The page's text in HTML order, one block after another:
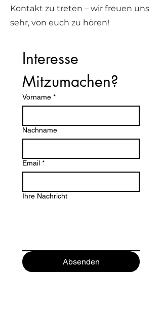
Kontakt zu treten – wir freuen uns
sehr, von euch zu hören!
Interesse
Mitzumachen?
Vorname *
Nachname
Email *
Ihre Nachricht
Absenden